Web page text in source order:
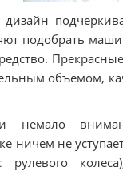
подобрать
объемом,
немало
ничем не
рулевого